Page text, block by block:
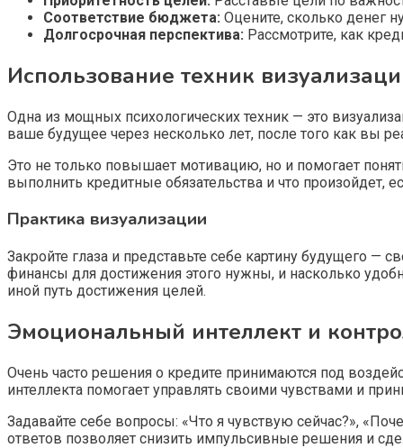
Соответствие бюджета: Оцените, сколько денег
Долгосрочная перспектива: Рассмотрите, как
Использование техник
Одна из мощных психологических техник — это
ваше будущее через несколько лет, после того как вы
Это не только повышает мотивацию, но и помогает
выполнить кредитные обязательства и что произойдет,
Практика визуализации
Закройте глаза и представьте себе картину будущего —
финансы для достижения этого нужны, и насколько
иной путь достижения целей.
Эмоциональный интеллект и
Очень часто решения о кредите принимаются под
интеллекта помогает управлять своими чувствами и
Задавайте себе вопросы: «Что я чувствую сейчас?»,
ответов позволяет снизить импульсивные решения и